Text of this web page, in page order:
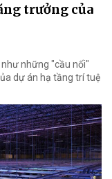
trưởng của
những "cầu nối"
dự án hạ tầng trí tuệ